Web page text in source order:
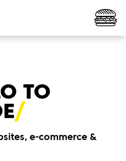
TO
e-commerce &